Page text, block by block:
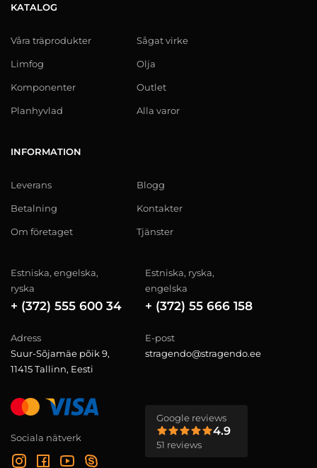
KATALOG
Våra träprodukter
Limfog
Komponenter
Planhyvlad
Sågat virke
Olja
Outlet
Alla varor
INFORMATION
Leverans
Betalning
Om företaget
Blogg
Kontakter
Tjänster
Estniska, engelska,
ryska
+ (372) 555 600 34
Estniska, ryska,
engelska
+ (372) 55 666 158
Adress
Suur-Sõjamäe põik 9,
11415 Tallinn, Eesti
E-post
stragendo@stragendo.ee
Sociala nätverk
Google reviews
4.9
51 reviews